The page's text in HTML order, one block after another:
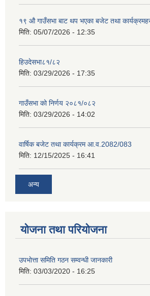
१९ औ गाउँसभा बाट थप भएका बजेट तथा
मिति: 05/07/2026 - 12:35
हिउदेसभा८१/८२
मिति: 03/29/2026 - 17:35
गाउँसभा को निर्णय २०८१/०८२
मिति: 03/29/2026 - 14:02
वार्षिक बजेट तथा कार्यक्रम आ.व.2082/083
मिति: 12/15/2025 - 16:41
अन्य
योजना तथा परियोजना
उपभाेत्ता समिति गठन सम्वन्धी जानकारी
मिति: 03/03/2020 - 16:25